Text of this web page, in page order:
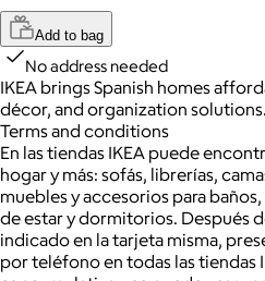
Add to bag
No address needed
IKEA brings Spanish homes
décor, and organization solutions.
Terms and conditions
En las tiendas IKEA puede
hogar y más: sofás, librerías,
muebles y accesorios para
de estar y dormitorios. Después
indicado en la tarjeta misma,
por teléfono en todas las tiendas